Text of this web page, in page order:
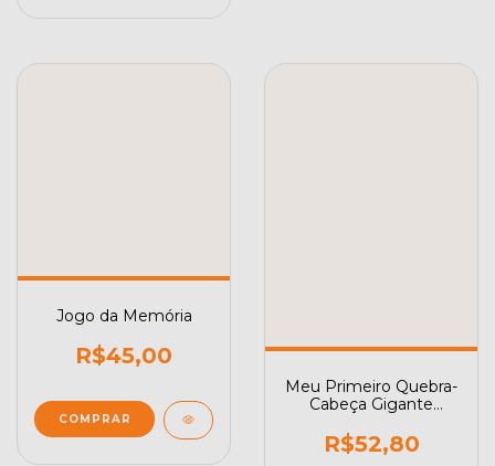
Jogo da Memória
R$45,00
Meu Primeiro Quebra-
Cabeça Gigante
grandes em madeira
R$52,80